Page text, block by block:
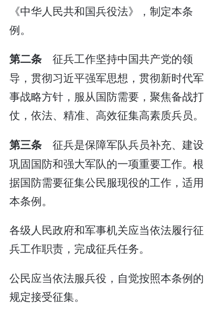
《中华人民共和国兵役法》，制定本条
例。
第二条 征兵工作坚持中国共产党的领
导，贯彻习近平强军思想，贯彻新时代军
事战略方针，服从国防需要，聚焦备战打
仗，依法、精准、高效征集高素质兵员。
第三条 征兵是保障军队兵员补充、建设
巩固国防和强大军队的一项重要工作。根
据国防需要征集公民服现役的工作，适用
本条例。
各级人民政府和军事机关应当依法履行征
兵工作职责，完成征兵任务。
公民应当依法服兵役，自觉按照本条例的
规定接受征集。